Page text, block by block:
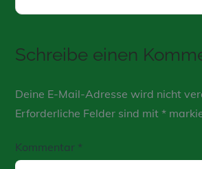
Schreibe einen
Deine E-Mail-Adresse wird nicht
Erforderliche Felder sind mit*
Kommentar *